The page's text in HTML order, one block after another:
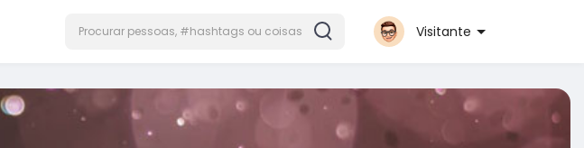
Visitante